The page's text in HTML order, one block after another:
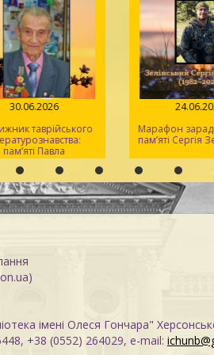
30.06.2026
таврійського
пам’яті Павла
Кіндратовича
Параскевича
Марафон
пам’яті Сергія
імені Олеся Гончара"
+38 (0552) 264029, e-mail: